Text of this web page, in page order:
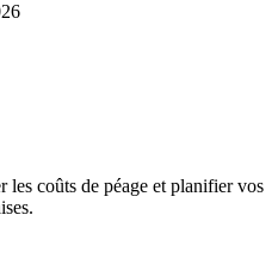
coûts de péage et planifier vos